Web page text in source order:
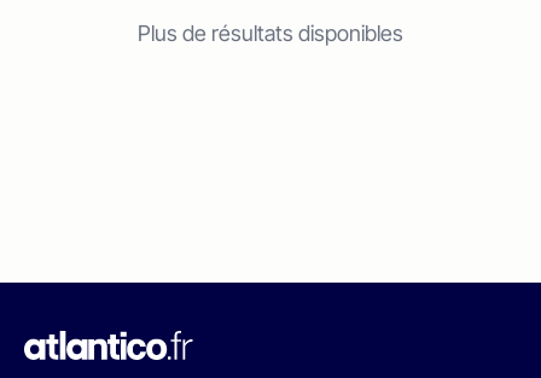
Plus de résultats disponibles